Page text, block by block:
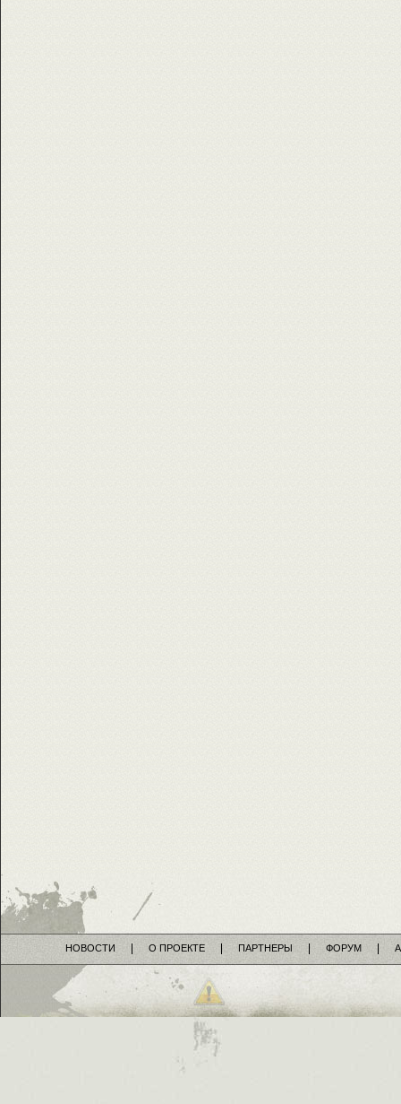
НОВОСТИ О ПРОЕКТЕ ПАРТНЕРЫ ФОРУМ